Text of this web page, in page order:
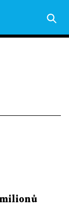
milionů